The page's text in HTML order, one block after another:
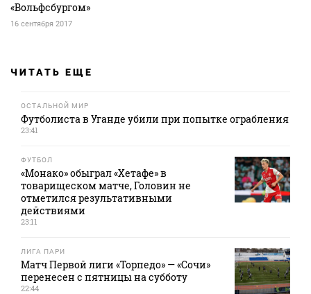
«Вольфсбургом»
16 сентября 2017
ЧИТАТЬ ЕЩЕ
ОСТАЛЬНОЙ МИР
Футболиста в Уганде убили при попытке ограбления
23:41
ФУТБОЛ
«Монако» обыграл «Хетафе» в
товарищеском матче, Головин не
отметился результативными
действиями
23:11
ЛИГА ПАРИ
Матч Первой лиги «Торпедо» — «Сочи»
перенесен с пятницы на субботу
22:44